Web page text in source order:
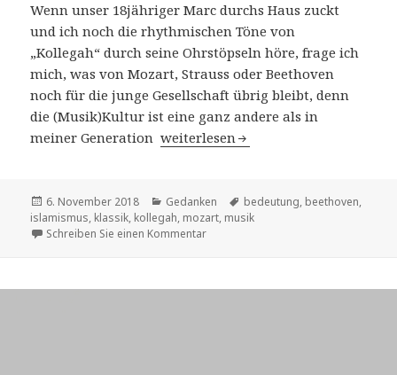
Wenn unser 18jähriger Marc durchs Haus zuckt
und ich noch die rhythmischen Töne von
„Kollegah“ durch seine Ohrstöpseln höre, frage ich
mich, was von Mozart, Strauss oder Beethoven
noch für die junge Gesellschaft übrig bleibt, denn
die (Musik)Kultur ist eine ganz andere als in
meiner GenerationVerliert die klassische Musik ihre
weiterlesen
Veröffentlicht
am
6. November 2018 Kategorien
Gedanken Schlagwörter
bedeutung, beethoven,
islamismus, klassik, kollegah, mozart, musik
Schreiben Sie einen Kommentar